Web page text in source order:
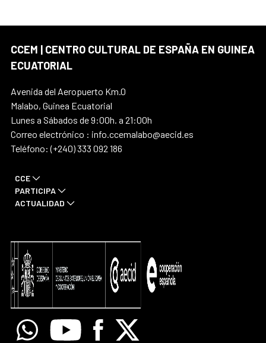
CCEM | CENTRO CULTURAL DE ESPAÑA EN GUINEA
ECUATORIAL
Avenida del Aeropuerto Km.0
Malabo, Guinea Ecuatorial
Lunes a Sábados de 9:00h. a 21:00h
Correo electrónico : info.ccemalabo@aecid.es
Teléfono: (+240) 333 092 186
CCE
PARTICIPA
ACTUALIDAD
WhatsappYoutube Facebook
X